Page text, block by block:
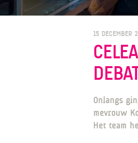
15 DECEMBER
Onlangs
mevrouw
Het team